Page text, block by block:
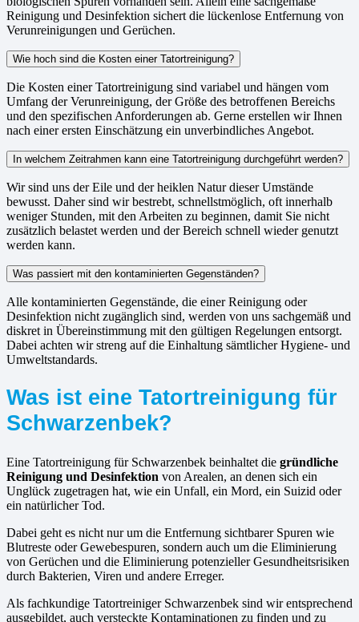
Reinigung und Desinfektion sichert die lückenlose Entfernung von
Verunreinigungen und Gerüchen.
Wie hoch sind die Kosten einer Tatortreinigung?
Die Kosten einer Tatortreinigung sind variabel und hängen vom
Umfang der Verunreinigung, der Größe des betroffenen Bereichs
und den spezifischen Anforderungen ab. Gerne erstellen wir Ihnen
nach einer ersten Einschätzung ein unverbindliches Angebot.
In welchem Zeitrahmen kann eine Tatortreinigung durchgeführt werden?
Wir sind uns der Eile und der heiklen Natur dieser Umstände
bewusst. Daher sind wir bestrebt, schnellstmöglich, oft innerhalb
weniger Stunden, mit den Arbeiten zu beginnen, damit Sie nicht
zusätzlich belastet werden und der Bereich schnell wieder genutzt
werden kann.
Was passiert mit den kontaminierten Gegenständen?
Alle kontaminierten Gegenstände, die einer Reinigung oder
Desinfektion nicht zugänglich sind, werden von uns sachgemäß und
diskret in Übereinstimmung mit den gültigen Regelungen entsorgt.
Dabei achten wir streng auf die Einhaltung sämtlicher Hygiene- und
Umweltstandards.
Was ist eine Tatortreinigung für
Schwarzenbek?
Eine Tatortreinigung für Schwarzenbek beinhaltet die gründliche
Reinigung und Desinfektion von Arealen, an denen sich ein
Unglück zugetragen hat, wie ein Unfall, ein Mord, ein Suizid oder
ein natürlicher Tod.
Dabei geht es nicht nur um die Entfernung sichtbarer Spuren wie
Blutreste oder Gewebespuren, sondern auch um die Eliminierung
von Gerüchen und die Eliminierung potenzieller Gesundheitsrisiken
durch Bakterien, Viren und andere Erreger.
Als fachkundige Tatortreiniger Schwarzenbek sind wir entsprechend
ausgebildet, auch versteckte Kontaminationen zu finden und zu